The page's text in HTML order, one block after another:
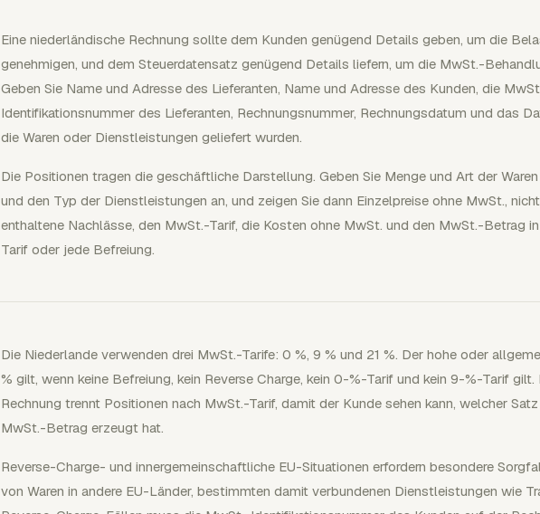
Eine niederländische Rechnung sollte dem Kunden genügend Details geben, um die
genehmigen, und dem Steuerdatensatz genügend Details liefern, um die MwSt.-
Geben Sie Name und Adresse des Lieferanten, Name und Adresse des Kunden, die
Identifikationsnummer des Lieferanten, Rechnungsnummer, Rechnungsdatum und das
die Waren oder Dienstleistungen geliefert wurden.
Die Positionen tragen die geschäftliche Darstellung. Geben Sie Menge und Art der
und den Typ der Dienstleistungen an, und zeigen Sie dann Einzelpreise ohne MwSt.,
enthaltene Nachlässe, den MwSt.-Tarif, die Kosten ohne MwSt. und den MwSt.-Betrag
Tarif oder jede Befreiung.
Die Niederlande verwenden drei MwSt.-Tarife: 0 %, 9 % und 21 %. Der hohe oder
% gilt, wenn keine Befreiung, kein Reverse Charge, kein 0-%-Tarif und kein 9-%-Tarif gilt.
Rechnung trennt Positionen nach MwSt.-Tarif, damit der Kunde sehen kann, welcher
MwSt.-Betrag erzeugt hat.
Reverse-Charge- und innergemeinschaftliche EU-Situationen erfordern besondere
von Waren in andere EU-Länder, bestimmten damit verbundenen Dienstleistungen wie